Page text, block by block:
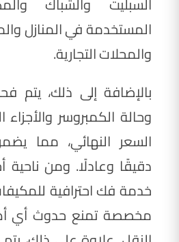
المستخدمة في المنازل
والمحلات التجارية.
بالإضافة إلى ذلك، يتم
وحالة الكمبروسر والأجزاء
السعر النهائي، مما
دقيقًا وعادلًا. ومن ناحية
خدمة فك احترافية
مخصصة تمنع حدوث أي